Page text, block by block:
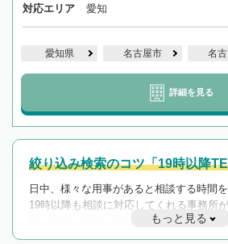
対応エリア 愛知
愛知県 名古屋市 名
詳細を見る
絞り込み検索のコツ「19時以降
日中、様々な用事があると相談する時間
19時以降も相談に対応してくれる事務所
遅い時間の相談が増えそうな場合はその
んで検索してみましょう。
もっと見る